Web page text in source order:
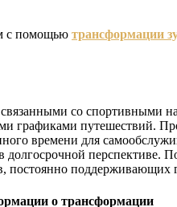
с помощью трансформации
со спортивными
графиками путешествий.
времени для
постоянно
о трансформации